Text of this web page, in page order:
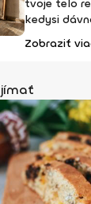
tvoje telo
kedysi
Zobraziť